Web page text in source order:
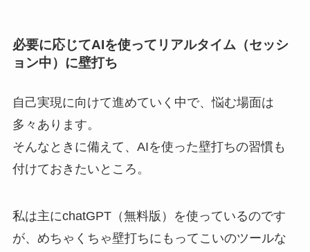
必要に応じてAIを使ってリアルタイム（セッシ
ョン中）に壁打ち
自己実現に向けて進めていく中で、悩む場面は
多々あります。
そんなときに備えて、AIを使った壁打ちの習慣も
付けておきたいところ。
私は主にchatGPT（無料版）を使っているのです
が、めちゃくちゃ壁打ちにもってこいのツールな